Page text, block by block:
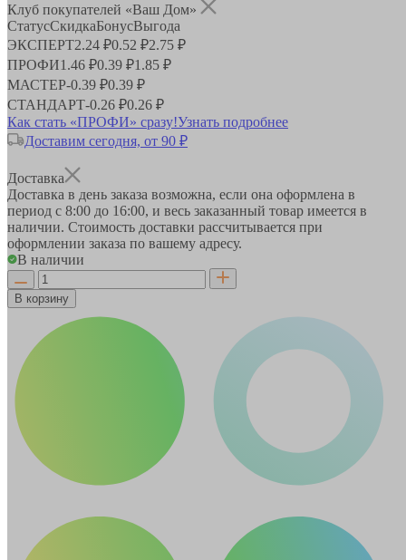
Клуб покупателей «Ваш Дом»
СтатусСкидкаБонусВыгода
ЭКСПЕРТ2.24 ₽0.52 ₽2.75 ₽
ПРОФИ1.46 ₽0.39 ₽1.85 ₽
МАСТЕР-0.39 ₽0.39 ₽
СТАНДАРТ-0.26 ₽0.26 ₽
Как стать «ПРОФИ» сразу!Узнать подробнее
Доставим сегодня, от 90 ₽
Доставка
Доставка в день заказа возможна, если она оформлена в
период с 8:00 до 16:00, и весь заказанный товар имеется в
наличии. Стоимость доставки рассчитывается при
оформлении заказа по вашему адресу.
В наличии
В корзину